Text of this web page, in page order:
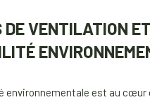
DE VENTILATION ET
environnementale est au cœur